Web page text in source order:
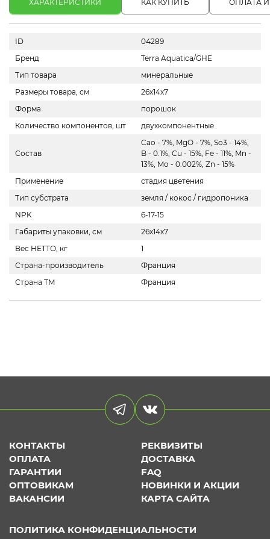
ХАРАКТЕРИСТИКИ КАК КУПИТЬ ОПЛАТА
ID
04289
Бренд
Terra Aquatica/GHE
Тип товара
минеральные
Размеры товара, см
26х14х7
Форма
порошок
Количество компонентов, шт
двухкомпонентные
Состав
Cao - 7%, MgO - 7%, So3 - 14%,
B - 0.1%, Cu - 15%, Fe - 11%, Mn -
13%, Mo - 0.002%, Zn - 15%
Применение
стадия цветения
Тип субстрата
земля / кокос / гидропоника
NPK
6-17-15
Габариты упаковки, см
26х14х7
Вес НЕТТО, кг
1
Страна-производитель
Франция
Страна ТМ
Франция
КОНТАКТЫ
РЕКВИЗИТЫ
ОПЛАТА
ДОСТАВКА
ГАРАНТИИ
FAQ
ОПТОВИКАМ
НОВИНКИ И АКЦИИ
ВАКАНСИИ
КАРТА САЙТА
ПОЛИТИКА КОНФИДЕНЦИАЛЬНОСТИ